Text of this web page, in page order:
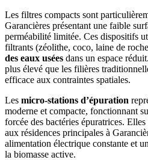
Les filtres compacts sont
Garancières présentant une faible
perméabilité limitée. Ces dispositifs
filtrants (zéolithe, coco, laine de
des eaux usées dans un espace
plus élevé que les filières
efficace aux contraintes spatiales.
Les micro-stations d’épuration
moderne et compacte, fonctionnant
forcée des bactéries épuratrices.
aux résidences principales à
alimentation électrique constante et
la biomasse active.